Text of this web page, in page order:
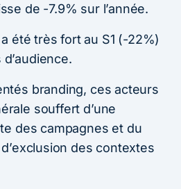
de -7.9% sur l’année.
été très fort au S1 (-22%)
branding, ces acteurs
souffert d’une
des campagnes et du
des contextes